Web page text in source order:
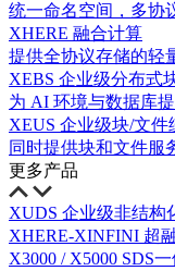
统一命名空间，多协
XHERE 融合计算
提供全协议存储的轻
XEBS 企业级分布式
为 AI 环境与数据库
XEUS 企业级块/文件
同时提供块和文件服
更多产品
XUDS 企业级非结构
XHERE-XINFINI 超
X3000 / X5000 SDS